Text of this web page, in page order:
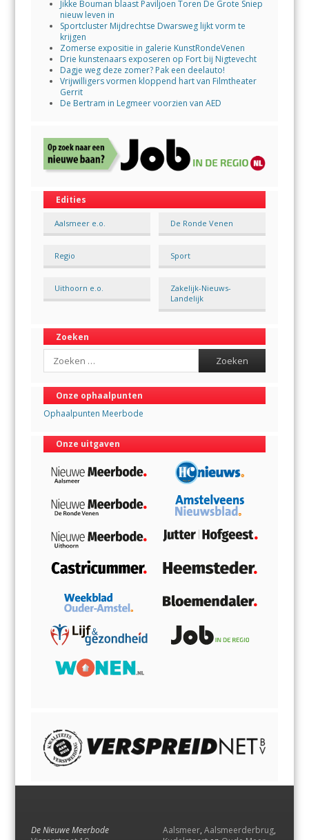
Jikke Bouman blaast Paviljoen Toren De Grote Sniep
nieuw leven in
Sportcluster Mijdrechtse Dwarsweg lijkt vorm te
krijgen
Zomerse expositie in galerie KunstRondeVenen
Drie kunstenaars exposeren op Fort bij Nigtevecht
Dagje weg deze zomer? Pak een deelauto!
Vrijwilligers vormen kloppend hart van Filmtheater
Gerrit
De Bertram in Legmeer voorzien van AED
Edities
Aalsmeer e.o. De Ronde Venen
Regio Sport
Uithoorn e.o.
Zakelijk-Nieuws-
Landelijk
Zoeken
Search
Onze ophaalpunten
Ophaalpunten Meerbode
Onze uitgaven
De Nieuwe Meerbode
Aalsmeer, Aalsmeerderbrug,